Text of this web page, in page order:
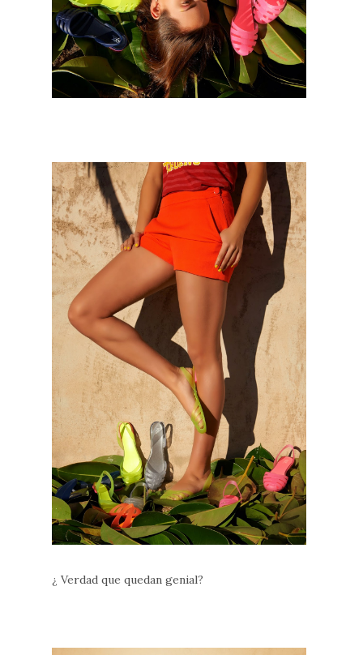
¿ Verdad que quedan genial?